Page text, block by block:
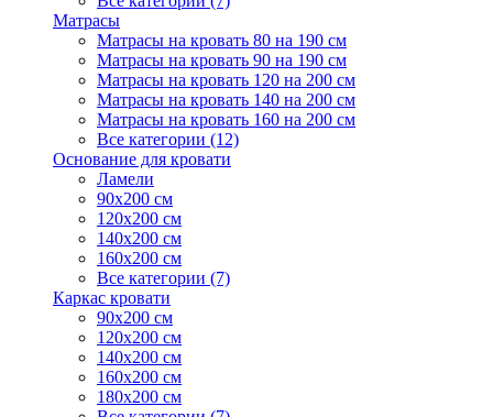
Матрасы
Матрасы на кровать 80 на 190 см
Матрасы на кровать 90 на 190 см
Матрасы на кровать 120 на 200 см
Матрасы на кровать 140 на 200 см
Матрасы на кровать 160 на 200 см
Все категории (12)
Основание для кровати
Ламели
90х200 см
120х200 см
140х200 см
160х200 см
Все категории (7)
Каркас кровати
90х200 см
120х200 см
140х200 см
160х200 см
180х200 см